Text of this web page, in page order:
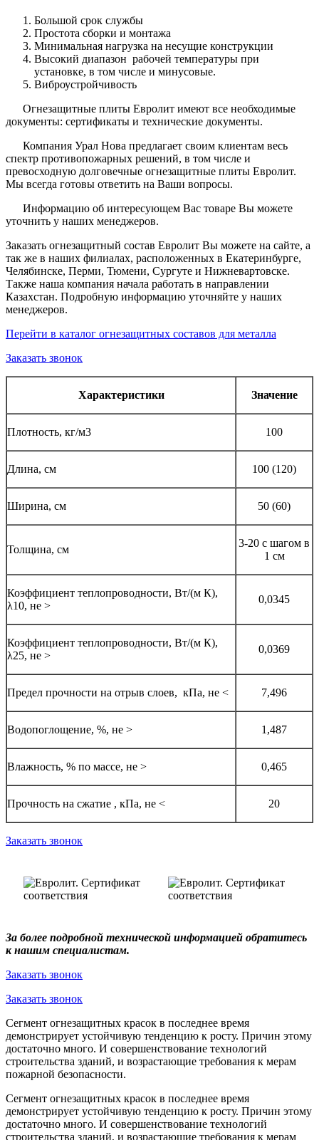
Большой срок службы
Простота сборки и монтажа
Минимальная нагрузка на несущие конструкции
Высокий диапазон рабочей температуры при
установке, в том числе и минусовые.
Виброустройчивость
Огнезащитные плиты Евролит имеют все необходимые
документы: сертификаты и технические документы.
Компания Урал Нова предлагает своим клиентам весь
спектр противопожарных решений, в том числе и
превосходную долговечные огнезащитные плиты Евролит.
Мы всегда готовы ответить на Ваши вопросы.
Информацию об интересующем Вас товаре Вы можете
уточнить у наших менеджеров.
Заказать огнезащитный состав Евролит Вы можете на сайте, а
так же в наших филиалах, расположенных в Екатеринбурге,
Челябинске, Перми, Тюмени, Сургуте и Нижневартовске.
Также наша компания начала работать в направлении
Казахстан. Подробную информацию уточняйте у наших
менеджеров.
Перейти в каталог огнезащитных составов для металла
Заказать звонок
Характеристики Значение
Плотность, кг/м3 100
Длина, см 100 (120)
Ширина, см 50 (60)
Толщина, см
3-20 с шагом в
1 см
Коэффициент теплопроводности, Вт/(м К),
λ10, не >
0,0345
Коэффициент теплопроводности, Вт/(м К),
λ25, не >
0,0369
Предел прочности на отрыв слоев, кПа, не < 7,496
Водопоглощение, %, не > 1,487
Влажность, % по массе, не > 0,465
Прочность на сжатие , кПа, не < 20
Заказать звонок
За более подробной технической информацией обратитесь
к нашим специалистам.
Заказать звонок
Заказать звонок
Сегмент огнезащитных красок в последнее время
демонстрирует устойчивую тенденцию к росту. Причин этому
достаточно много. И совершенствование технологий
строительства зданий, и возрастающие требования к мерам
пожарной безопасности.
Сегмент огнезащитных красок в последнее время
демонстрирует устойчивую тенденцию к росту. Причин этому
достаточно много. И совершенствование технологий
строительства зданий, и возрастающие требования к мерам